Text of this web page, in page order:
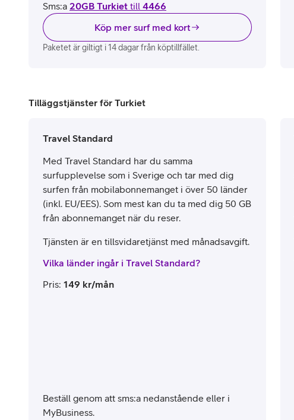
Sms:a 20GB Turkiet till 4466
Köp mer surf med kort
Paketet är giltigt i 14 dagar från köptillfället.
Tilläggstjänster för Turkiet
Travel Standard
Med Travel Standard har du samma
surfupplevelse som i Sverige och tar med dig
surfen från mobilabonnemanget i över 50 länder
(inkl. EU/EES). Som mest kan du ta med dig 50 GB
från abonnemanget när du reser.
Tjänsten är en tillsvidaretjänst med månadsavgift.
Vilka länder ingår i Travel Standard?
Pris: 149 kr/mån
Beställ genom att sms:a nedanstående eller i
MyBusiness.